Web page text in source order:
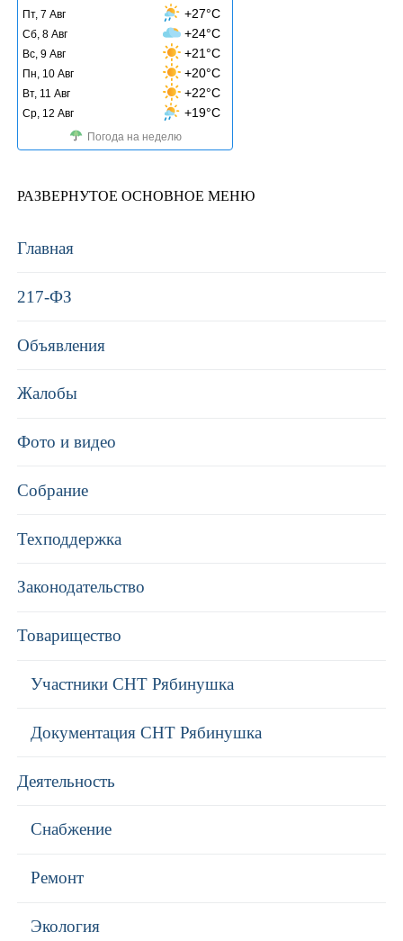
Пт, 7 Авг +27°C
Сб, 8 Авг +24°C
Вс, 9 Авг +21°C
Пн, 10 Авг +20°C
Вт, 11 Авг +22°C
Ср, 12 Авг +19°C
Погода на неделю
РАЗВЕРНУТОЕ ОСНОВНОЕ МЕНЮ
Главная
217-ФЗ
Объявления
Жалобы
Фото и видео
Собрание
Техподдержка
Законодательство
Товарищество
Участники СНТ Рябинушка
Документация СНТ Рябинушка
Деятельность
Снабжение
Ремонт
Экология